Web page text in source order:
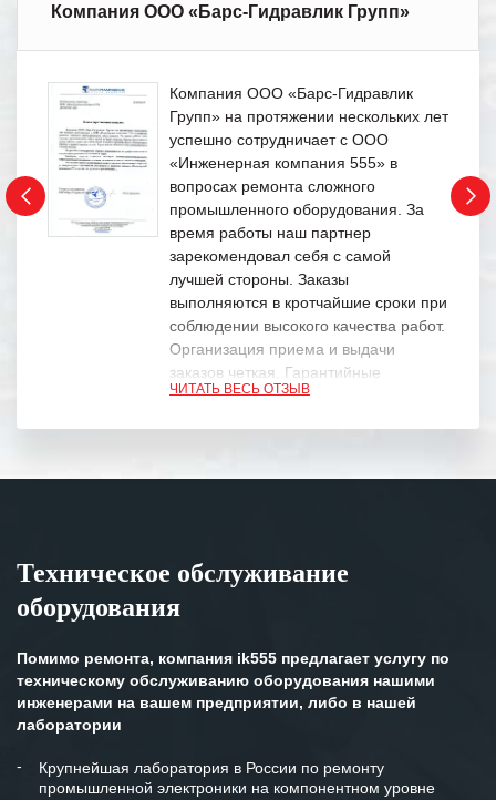
Компания ООО «Барс-Гидравлик Групп»
Компания ООО «Барс-Гидравлик
Групп» на протяжении нескольких лет
успешно сотрудничает с ООО
«Инженерная компания 555» в
вопросах ремонта сложного
промышленного оборудования. За
время работы наш партнер
зарекомендовал себя с самой
лучшей стороны. Заказы
выполняются в кротчайшие сроки при
соблюдении высокого качества работ.
Организация приема и выдачи
заказов четкая. Гарантийные
обязательства выполняются в
Особенно хочется отметить высокую
клиентоориентированность
готовность помочь в самых сложных
Мы высоко ценим сложившиеся
и доверительные партнерские
отношения и искренне желаем
ЧИТАТЬ ВЕСЬ ОТЗЫВ
Техническое обслуживание
оборудования
Помимо ремонта, компания ik555 предлагает услугу по
техническому обслуживанию оборудования нашими
инженерами на вашем предприятии, либо в нашей
лаборатории
Крупнейшая лаборатория в России по ремонту
промышленной электроники на компонентном уровне